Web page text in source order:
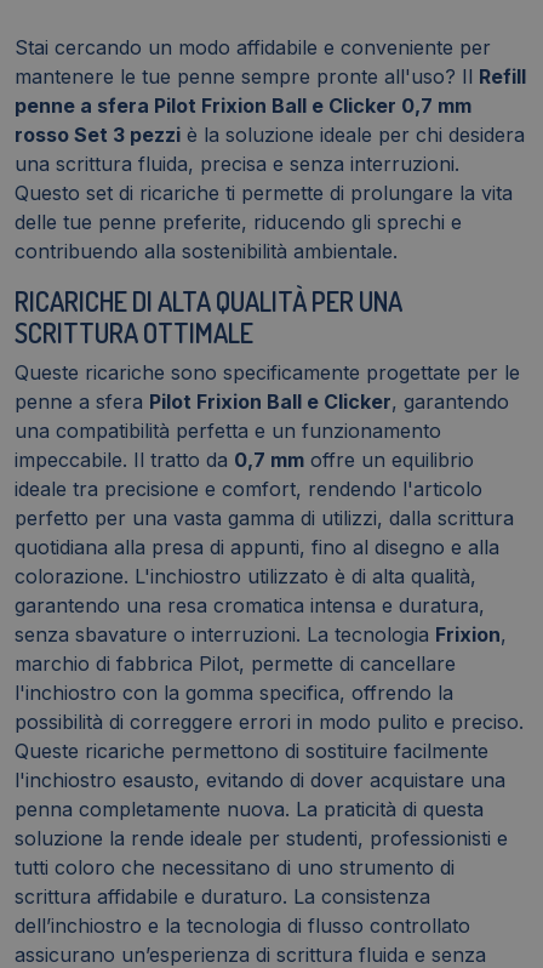
Stai cercando un modo affidabile e conveniente per
mantenere le tue penne sempre pronte all'uso? Il Refill
penne a sfera Pilot Frixion Ball e Clicker 0,7 mm
rosso Set 3 pezzi è la soluzione ideale per chi desidera
una scrittura fluida, precisa e senza interruzioni.
Questo set di ricariche ti permette di prolungare la vita
delle tue penne preferite, riducendo gli sprechi e
contribuendo alla sostenibilità ambientale.
RICARICHE DI ALTA QUALITÀ PER UNA
SCRITTURA OTTIMALE
Queste ricariche sono specificamente progettate per le
penne a sfera Pilot Frixion Ball e Clicker, garantendo
una compatibilità perfetta e un funzionamento
impeccabile. Il tratto da 0,7 mm offre un equilibrio
ideale tra precisione e comfort, rendendo l'articolo
perfetto per una vasta gamma di utilizzi, dalla scrittura
quotidiana alla presa di appunti, fino al disegno e alla
colorazione. L'inchiostro utilizzato è di alta qualità,
garantendo una resa cromatica intensa e duratura,
senza sbavature o interruzioni. La tecnologia Frixion,
marchio di fabbrica Pilot, permette di cancellare
l'inchiostro con la gomma specifica, offrendo la
possibilità di correggere errori in modo pulito e preciso.
Queste ricariche permettono di sostituire facilmente
l'inchiostro esausto, evitando di dover acquistare una
penna completamente nuova. La praticità di questa
soluzione la rende ideale per studenti, professionisti e
tutti coloro che necessitano di uno strumento di
scrittura affidabile e duraturo. La consistenza
dell’inchiostro e la tecnologia di flusso controllato
assicurano un’esperienza di scrittura fluida e senza